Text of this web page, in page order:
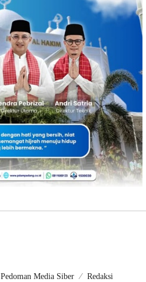
Pedoman Media Siber Redaksi